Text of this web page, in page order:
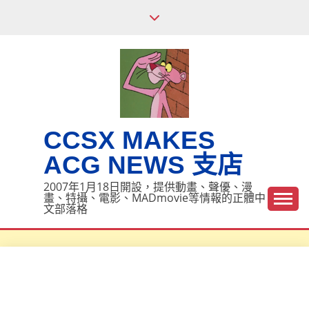
CCSX MAKES
ACG NEWS 支店
2007年1月18日開設，提供動畫、聲優、漫
畫、特攝、電影、MADmovie等情報的正體中
文部落格